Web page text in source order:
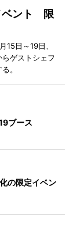
ベント 限
15日～19日、
ゲストシェフ
。
ブース
の限定イベン